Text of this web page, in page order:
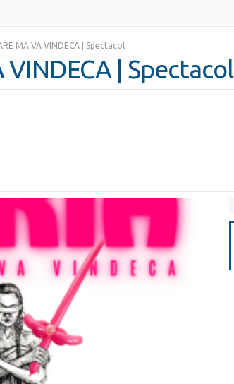
MĂ VA VINDECA | Spectacol
VINDECA | Spectacol